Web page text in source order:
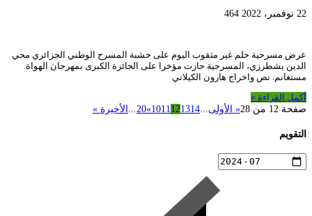
22 نوفمبر، 2022 464
عرض مسرحية حلم غير مثقوب اليوم على خشبة المسرح الوطني الجزائري محي
الدين بشطرزي، المسرحية حازت مؤخرا على الجائزة الكبرى بمهرجان الهواة
مستغانم. نص واخراج هارون الكيلاني
أكمل القراءة »
صفحة 12 من 28
« الأولى...
1011121314
»
20
... الأخيرة »
التقويم